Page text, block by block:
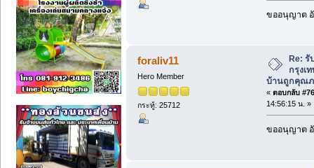
ขออนุญาต
foraliv11
Hero Member
กระทู้: 25712
Re: รั
กรุงเ
บ้านถูกคุณภ
« ตอบกลับ
14:56:15 น. »
ขออนุญาต